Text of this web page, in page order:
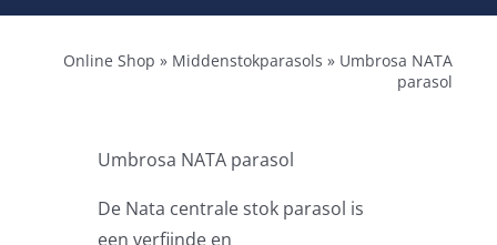
Online Shop » Middenstokparasols » Umbrosa NATA
parasol
Umbrosa NATA parasol
De Nata centrale stok parasol is
een verfijnde en